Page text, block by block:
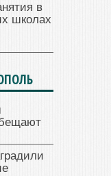
в
школах